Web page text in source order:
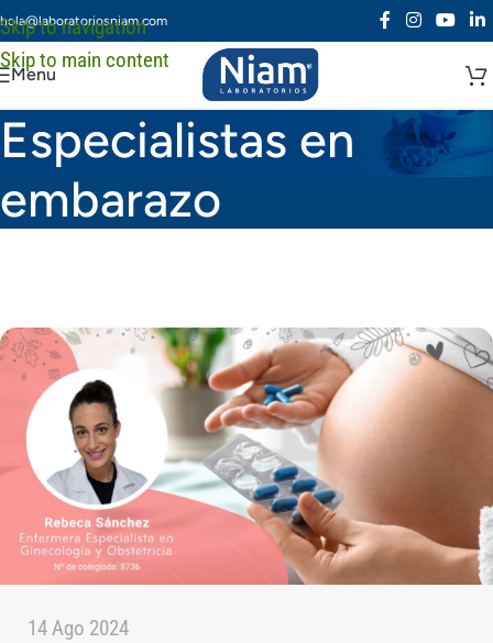
Skip to navigation
Skip to main content
hola@laboratoriosniam.com
Menu
Especialistas en
embarazo
14 Ago 2024